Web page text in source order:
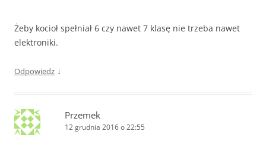
Żeby kocioł spełniał 6 czy nawet 7 klasę nie trzeba nawet
elektroniki.
Odpowiedz ↓
Przemek
12 grudnia 2016 o 22:55